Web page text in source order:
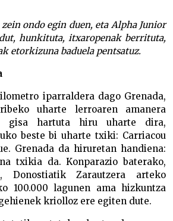
ondo egin duen, eta Alpha Junior
hunkituta, itxaropenak berrituta,
etorkizuna baduela pentsatuz.
iparraldera dago Grenada,
uharte lerroaren amanera
gisa hartuta hiru uharte dira,
beste bi uharte txiki: Carriacou
Grenada da hiruretan handiena:
txikia da. Konparazio baterako,
Donostiatik Zarautzera arteko
100.000 lagunen ama hizkuntza
kriolloz ere egiten dute.